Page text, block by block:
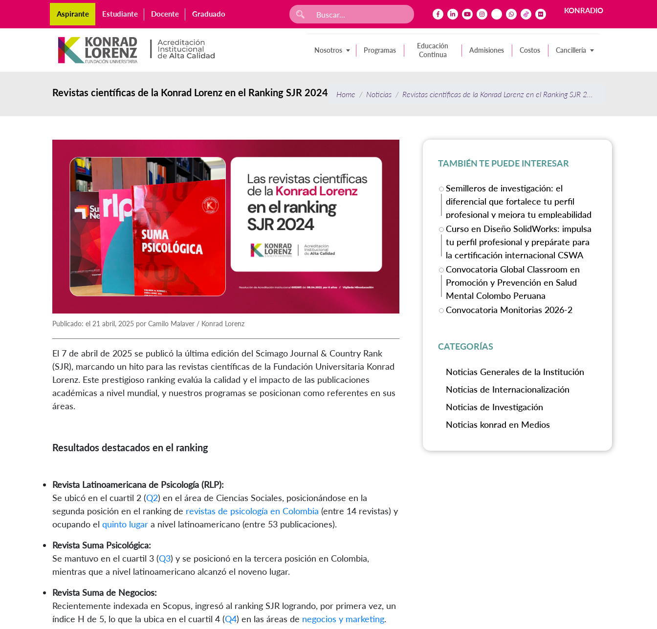
Aspirante Estudiante Docente Graduado KONRADIO
Nosotros Programas
Educación
Continua
Admisiones Costos Cancillería
Revistas científicas de la Konrad Lorenz en el Ranking SJR 2024 Home Noticias Revistas científicas de la Konrad Lorenz en el Ranking SJR 2024
Publicado: el 21 abril, 2025 por Camilo Malaver / Konrad Lorenz
El 7 de abril de 2025 se publicó la última edición del Scimago Journal & Country Rank
(SJR), marcando un hito para las revistas científicas de la Fundación Universitaria Konrad
Lorenz. Este prestigioso ranking evalúa la calidad y el impacto de las publicaciones
académicas a nivel mundial, y nuestros programas se posicionan como referentes en sus
áreas.
Resultados destacados en el ranking
Revista Latinoamericana de Psicología (RLP):
Se ubicó en el cuartil 2 (Q2) en el área de Ciencias Sociales, posicionándose en la
segunda posición en el ranking de revistas de psicología en Colombia (entre 14 revistas) y
ocupando el quinto lugar a nivel latinoamericano (entre 53 publicaciones).
Revista Suma Psicológica:
Se mantuvo en el cuartil 3 (Q3) y se posicionó en la tercera posición en Colombia,
mientras que a nivel latinoamericano alcanzó el noveno lugar.
Revista Suma de Negocios:
Recientemente indexada en Scopus, ingresó al ranking SJR logrando, por primera vez, un
índice H de 5, lo que la ubica en el cuartil 4 (Q4) en las áreas de negocios y marketing.
TAMBIÉN TE PUEDE INTERESAR
Semilleros de investigación: el
diferencial que fortalece tu perfil
profesional y mejora tu empleabilidad
Curso en Diseño SolidWorks: impulsa
tu perfil profesional y prepárate para
la certificación internacional CSWA
Convocatoria Global Classroom en
Promoción y Prevención en Salud
Mental Colombo Peruana
Convocatoria Monitorias 2026-2
CATEGORÍAS
Noticias Generales de la Institución
Noticias de Internacionalización
Noticias de Investigación
Noticias konrad en Medios